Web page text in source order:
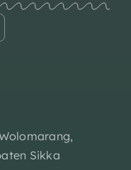
Sikka